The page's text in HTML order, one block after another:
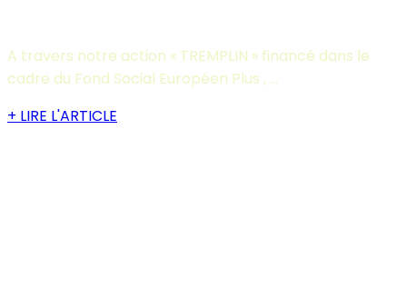
A travers notre action « TREMPLIN » financé dans le
cadre du Fond Social Européen Plus , ...
+ LIRE L'ARTICLE